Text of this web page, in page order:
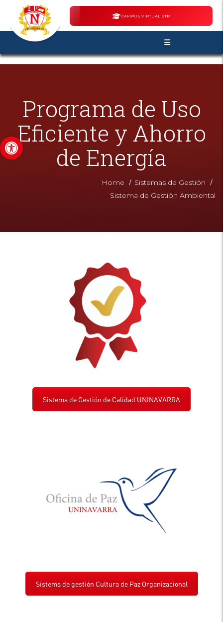
Abrir barra de herramientas
CAMPUS VIRTUAL ETR
Programa de Uso
Eficiente y Ahorro
de Energía
Home / Sistemas de Gestión /
Sistema de Gestión Ambiental
Sistema de Gestión de Calidad UNINAVARRA
Sistema de gestión Cultura de Paz Organizacional